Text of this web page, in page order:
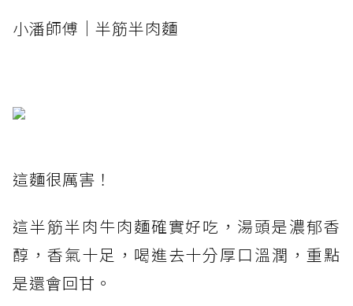
小潘師傅｜半筋半肉麵
這麵很厲害！
這半筋半肉牛肉麵確實好吃，湯頭是濃郁香
醇，香氣十足，喝進去十分厚口溫潤，重點
是還會回甘。